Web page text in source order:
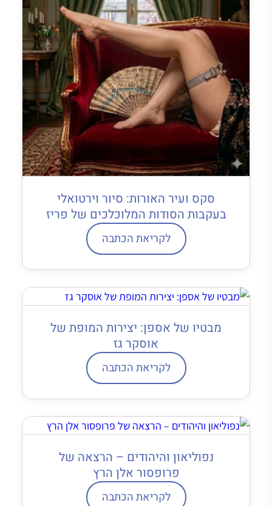
סקס ועיר האורות: סיור וירטואלי
בעקבות הסודות המלוכלכים של פריז
לקריאת הכתבה
מבטיו של אספן: יצירות המופת של
אוסקר גז
לקריאת הכתבה
נפוליאון והיהודים – הרצאה של
פרופסור אלן הרץ
לקריאת הכתבה